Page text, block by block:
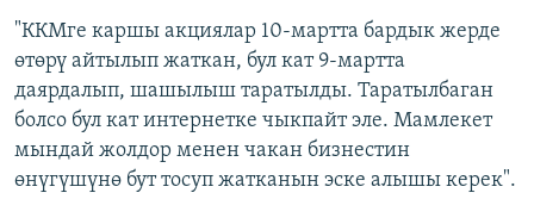
"ККМге каршы акциялар 10-мартта бардык жерде
өтөрү айтылып жаткан, бул кат 9-мартта
даярдалып, шашылыш таратылды. Таратылбаган
болсо бул кат интернетке чыкпайт эле. Мамлекет
мындай жолдор менен чакан бизнестин
өнүгүшүнө бут тосуп жатканын эске алышы керек".